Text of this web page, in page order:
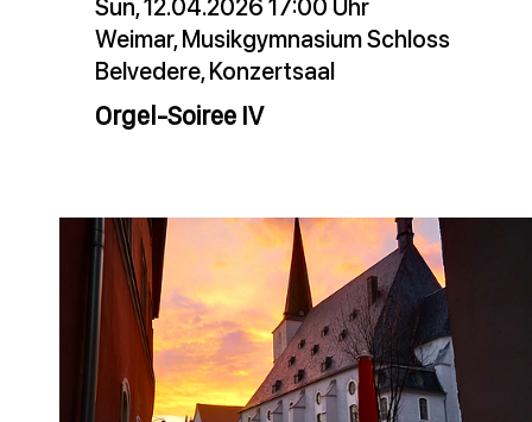
Sun, 12.04.2026 17:00 Uhr
Weimar, Musikgymnasium Schloss
Belvedere, Konzertsaal
Orgel-Soiree IV